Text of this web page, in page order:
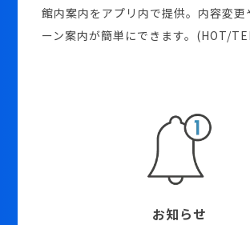
館内案内をアプリ内で提供。内容変更
ーン案内が簡単にできます。(HOT/
お知らせ